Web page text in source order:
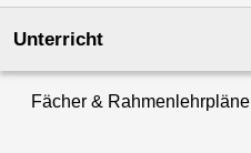
Unterricht
Fächer & Rahmenlehrpläne